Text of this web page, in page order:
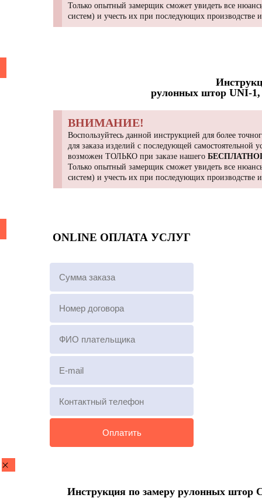
Только опытный замерщик сможет увидеть все
систем) и учесть их при последующих производстве
рулонных штор UNI-
ВНИМАНИЕ!
Воспользуйтесь данной инструкцией для более
для заказа изделий с последующей
возможен ТОЛЬКО при заказе нашего
Только опытный замерщик сможет увидеть все
систем) и учесть их при последующих производстве
ONLINE ОПЛАТА УСЛУГ
Инструкция по замеру рулонных штор